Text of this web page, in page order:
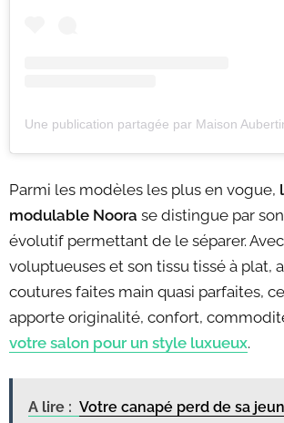
Parmi les modèles les plus en vogue,
modulable Noora se distingue par
évolutif permettant de le séparer.
voluptueuses et son tissu tissé à plat,
coutures faites main quasi parfaites,
apporte originalité, confort,
votre salon pour un style luxueux.
A lire : Votre canapé perd de sa